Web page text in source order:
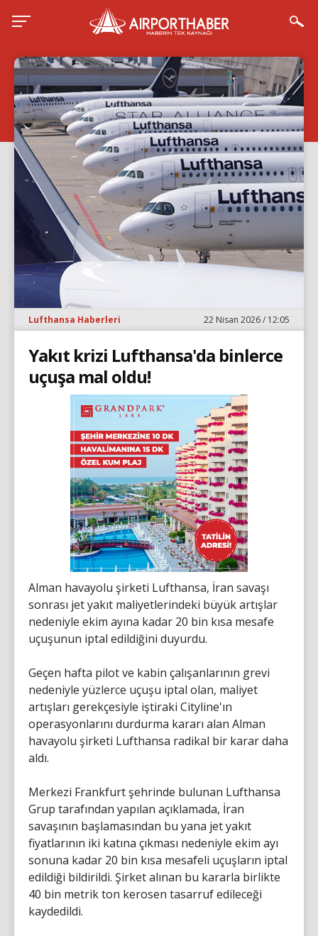
Lufthansa Haberleri 22 Nisan 2026 / 12:05
Yakıt krizi Lufthansa'da binlerce
uçuşa mal oldu!
Alman havayolu şirketi Lufthansa, İran savaşı
sonrası jet yakıt maliyetlerindeki büyük artışlar
nedeniyle ekim ayına kadar 20 bin kısa mesafe
uçuşunun iptal edildiğini duyurdu.
Geçen hafta pilot ve kabin çalışanlarının grevi
nedeniyle yüzlerce uçuşu iptal olan, maliyet
artışları gerekçesiyle iştiraki Cityline'ın
operasyonlarını durdurma kararı alan Alman
havayolu şirketi Lufthansa radikal bir karar daha
aldı.
Merkezi Frankfurt şehrinde bulunan Lufthansa
Grup tarafından yapılan açıklamada, İran
savaşının başlamasından bu yana jet yakıt
fiyatlarının iki katına çıkması nedeniyle ekim ayı
sonuna kadar 20 bin kısa mesafeli uçuşların iptal
edildiği bildirildi. Şirket alınan bu kararla birlikte
40 bin metrik ton kerosen tasarruf edileceği
kaydedildi.